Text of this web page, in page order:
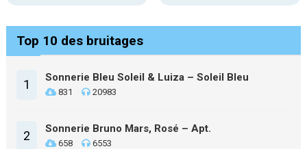
Top 10 des bruitages
1 Sonnerie Bleu Soleil & Luiza – Soleil Bleu
831 20983
2 Sonnerie Bruno Mars, Rosé – Apt.
658 6553